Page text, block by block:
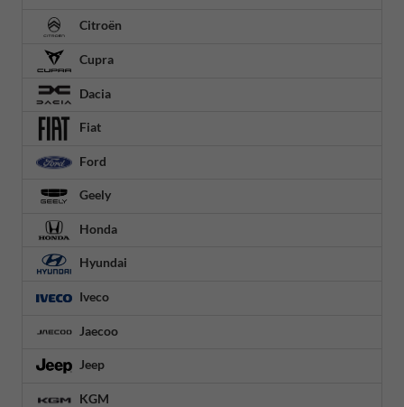
Citroën
Cupra
Dacia
Fiat
Ford
Geely
Honda
Hyundai
Iveco
Jaecoo
Jeep
KGM